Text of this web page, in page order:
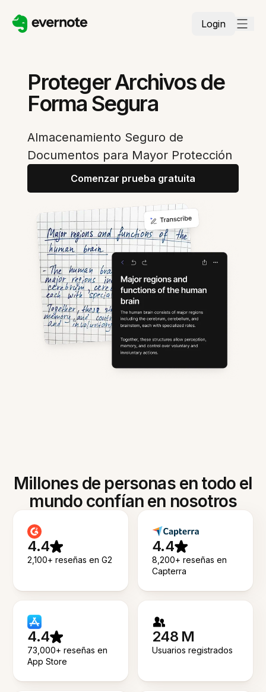
Login
Proteger Archivos de
Forma Segura
Almacenamiento Seguro de
Documentos para Mayor Protección
Comenzar prueba gratuita
Millones de personas en todo el
mundo confían en nosotros
4.4
2,100+ reseñas en G2
4.4
8,200+ reseñas en
Capterra
4.4
73,000+ reseñas en
App Store
248 M
Usuarios registrados